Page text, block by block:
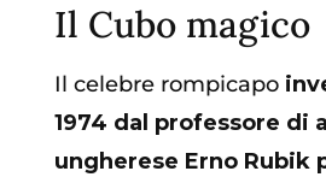
Il Cubo magico
Il celebre rompicapo
1974 dal professore di
ungherese Erno Rubik